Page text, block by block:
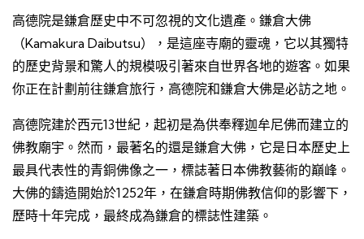
高德院是鎌倉歷史中不可忽視的文化遺產。鎌倉大佛
（Kamakura Daibutsu），是這座寺廟的靈魂，它以其獨特
的歷史背景和驚人的規模吸引著來自世界各地的遊客。如果
你正在計劃前往鎌倉旅行，高德院和鎌倉大佛是必訪之地。
高德院建於西元13世紀，起初是為供奉釋迦牟尼佛而建立的
佛教廟宇。然而，最著名的還是鎌倉大佛，它是日本歷史上
最具代表性的青銅佛像之一，標誌著日本佛教藝術的巔峰。
大佛的鑄造開始於1252年，在鎌倉時期佛教信仰的影響下，
歷時十年完成，最終成為鎌倉的標誌性建築。